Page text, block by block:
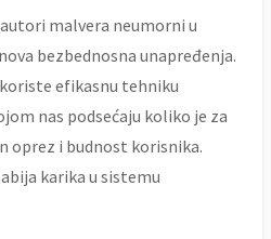
malvera neumorni u
bezbednosna unapređenja.
efikasnu tehniku
nas podsećaju koliko je za
oprez i budnost korisnika.
karika u sistemu